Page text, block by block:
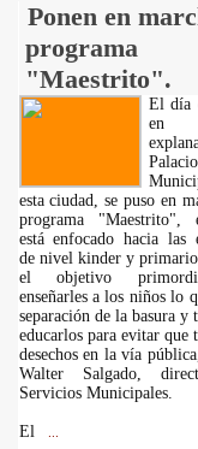
Ponen en
programa
"Maestrito".
El día
Palacio
esta ciudad, se puso en
programa "Maestrito",
está enfocado hacia las
de nivel kinder y
el objetivo
enseñarles a los niños lo
separación de la basura y
educarlos para evitar que
desechos en la vía
Walter Salgado,
Servicios Municipales.
El